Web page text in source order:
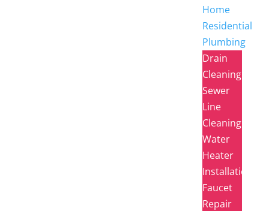
Home
Residential
Plumbing
Drain
Cleaning
Sewer
Line
Cleaning
Water
Heater
Installation
Faucet
Repair